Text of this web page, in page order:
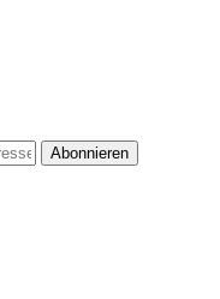
Abonnieren